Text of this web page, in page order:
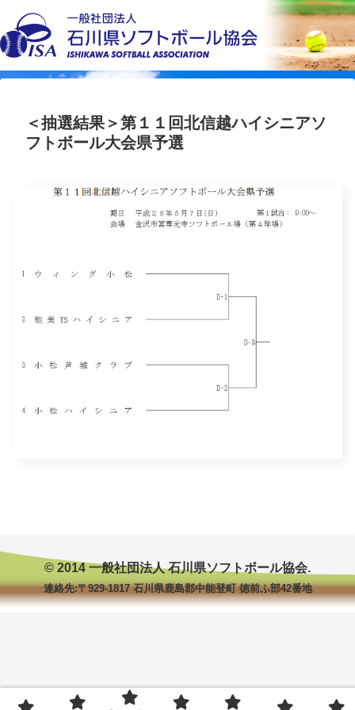
＜抽選結果＞第１１回北信越ハイシニアソ
フトボール大会県予選
© 2014 一般社団法人 石川県ソフトボール協会.
連絡先:〒929-1817 石川県鹿島郡中能登町 徳前ふ部42番地